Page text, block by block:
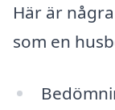
Här är
som en